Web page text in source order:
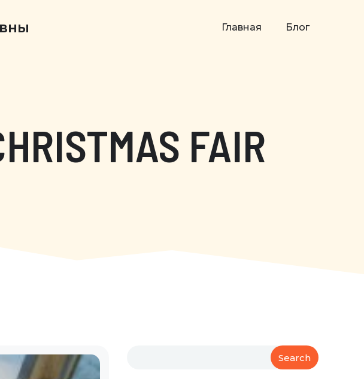
Главная Блог
FAIR
Search